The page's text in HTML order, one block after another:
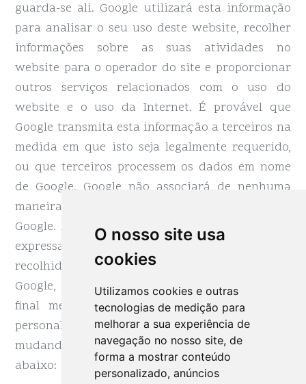
O nosso site usa
cookies
Utilizamos cookies e outras
tecnologias de medição para
melhorar a sua experiência de
navegação no nosso site, de
forma a mostrar conteúdo
personalizado, anúncios
guarda-se ali. Google utilizará esta informação
para analisar o seu uso deste website, recolher
informações sobre as suas atividades no
website para o operador do site e proporcionar
outros serviços relacionados com o uso do
website e o uso da Internet. É provável que
Google transmita esta informação a terceiros na
medida em que isto seja legalmente requerido,
ou que terceiros processem os dados em nome
de Google. Google não associará de nenhuma
maneira a sua direção IP com outros dados do
Google. Ao navegar e utilizar este website, você
expressa a sua autorização para que os dados
recolhidos sobre si sejam processados pela
Google, tal como se descreve anteriormente, ao
final mencionado anteriormente. Pode evitar,
personalizar ou alterar as cookies instaladas,
mudando a configuração de cookies no botão
abaixo: